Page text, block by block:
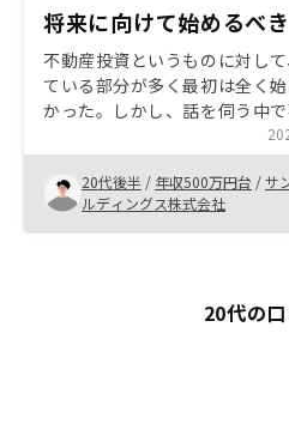
将来に向けて始めるべき
不動産投資というものに対し
ている部分が多く最初は全く
かった。しかし、話を伺う中
が将来の貯蓄につながる点、
になる点、最小限のリスクで
メリットが大きかったため始
20代後半 / 年収500万円台 /サ
ルディングス株式会社
20代の